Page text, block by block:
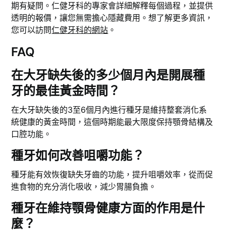
期有疑問。仁健牙科的專家會詳細解釋每個過程，並提供
透明的報價，讓您無需擔心隱藏費用。想了解更多資訊，
您可以訪問仁健牙科的網站 。
FAQ
在大牙缺失後的多少個月內是開展種
牙的最佳黃金時間？
在大牙缺失後的3至6個月內進行種牙是維持整套消化系
統健康的黃金時間，這個時期能最大限度保持顎骨結構及
口腔功能。
種牙如何改善咀嚼功能？
種牙能有效恢復缺失牙齒的功能，提升咀嚼效率，從而促
進食物的充分消化吸收，減少胃腸負擔。
種牙在維持顎骨健康方面的作用是什
麼？